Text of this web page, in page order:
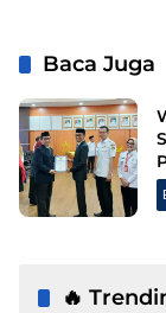
Baca Juga
🔥